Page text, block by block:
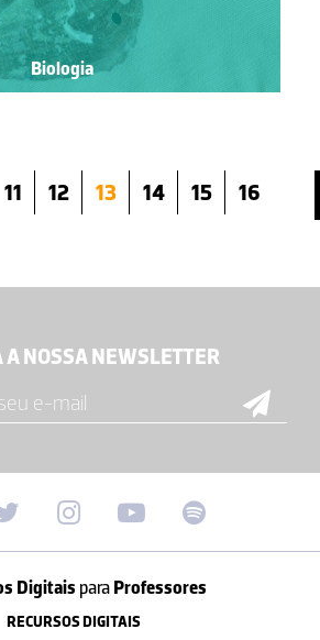
Biologia
11 12 13 14 15
16
A NOSSA NEWSLETTER
Digitais paraProfessores
RECURSOS DIGITAIS